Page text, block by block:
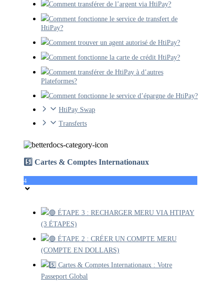
Comment transférer de l’argent via HtiPay?
Comment fonctionne le service de transfert de
HtiPay?
Comment trouver un agent autorisé de HtiPay?
Comment fonctionne la carte de crédit HtiPay?
Comment transférer de HtiPay à d’autres
Plateformes?
Comment fonctionne le service d’épargne de HtiPay?
HtiPay Swap
Transferts
5️⃣ Cartes & Comptes Internationaux
4
🟢 ÉTAPE 3 : RECHARGER MERU VIA HTIPAY
(3 ÉTAPES)
🟢 ÉTAPE 2 : CRÉER UN COMPTE MERU
(COMPTE EN DOLLARS)
5️⃣ Cartes & Comptes Internationaux : Votre
Passeport Global